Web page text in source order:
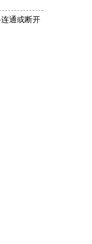
通或断开